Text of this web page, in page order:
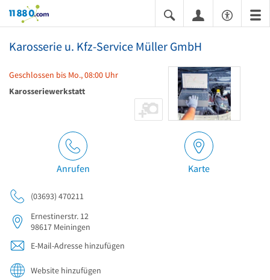
11880.com
Karosserie u. Kfz-Service Müller GmbH
Geschlossen bis Mo., 08:00 Uhr
Karosseriewerkstatt
Anrufen Karte
(03693) 470211
Ernestinerstr. 12
98617 Meiningen
E-Mail-Adresse hinzufügen
Website hinzufügen